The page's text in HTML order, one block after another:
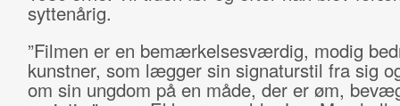
syttenårig.
”Filmen er en bemærkelsesværdig, modig
kunstner, som lægger sin signaturstil fra sig
om sin ungdom på en måde, der er øm,